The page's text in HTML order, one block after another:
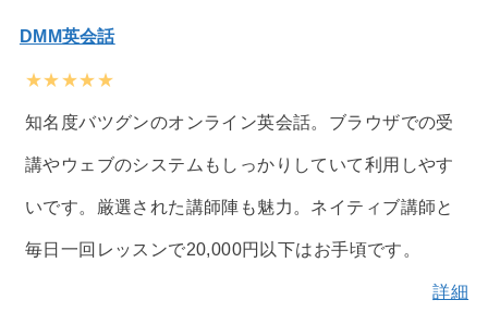
DMM英会話
★★★★★
知名度バツグンのオンライン英会話。ブラウザでの受
講やウェブのシステムもしっかりしていて利用しやす
いです。厳選された講師陣も魅力。ネイティブ講師と
毎日一回レッスンで20,000円以下はお手頃です。
詳細